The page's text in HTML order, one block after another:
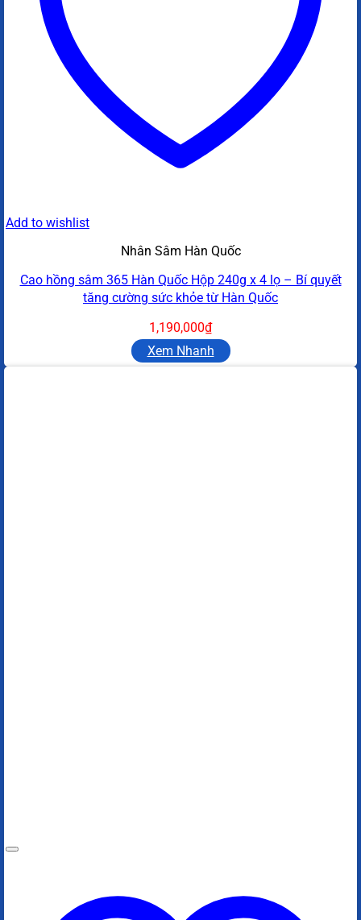
Add to wishlist
Nhân Sâm Hàn Quốc
Cao hồng sâm 365 Hàn Quốc Hộp 240g x 4 lọ – Bí quyết
tăng cường sức khỏe từ Hàn Quốc
1,190,000₫
Xem Nhanh